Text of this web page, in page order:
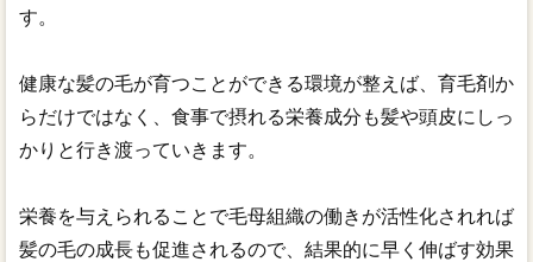
す。
健康な髪の毛が育つことができる環境が整えば、育毛剤か
らだけではなく、食事で摂れる栄養成分も髪や頭皮にしっ
かりと行き渡っていきます。
栄養を与えられることで毛母組織の働きが活性化されれば
髪の毛の成長も促進されるので、結果的に早く伸ばす効果